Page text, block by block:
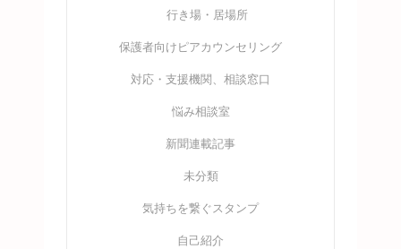
行き場・居場所
保護者向けピアカウンセリング
対応・支援機関、相談窓口
悩み相談室
新聞連載記事
未分類
気持ちを繋ぐスタンプ
自己紹介